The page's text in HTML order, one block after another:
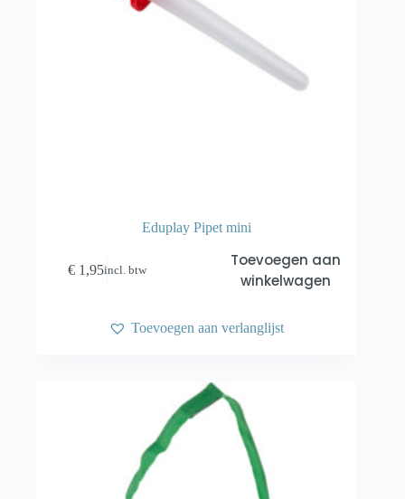
Eduplay Pipet mini
€ 1,95incl. btw
Toevoegen aan
winkelwagen
Toevoegen aan verlanglijst